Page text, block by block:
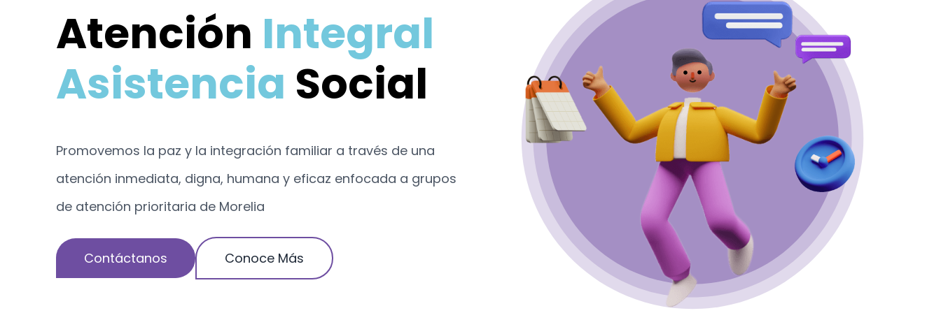
Atención Integral
Asistencia Social
Promovemos la paz y la integración familiar a través de una
atención inmediata, digna, humana y eficaz enfocada a grupos
de atención prioritaria de Morelia
Contáctanos Conoce Más